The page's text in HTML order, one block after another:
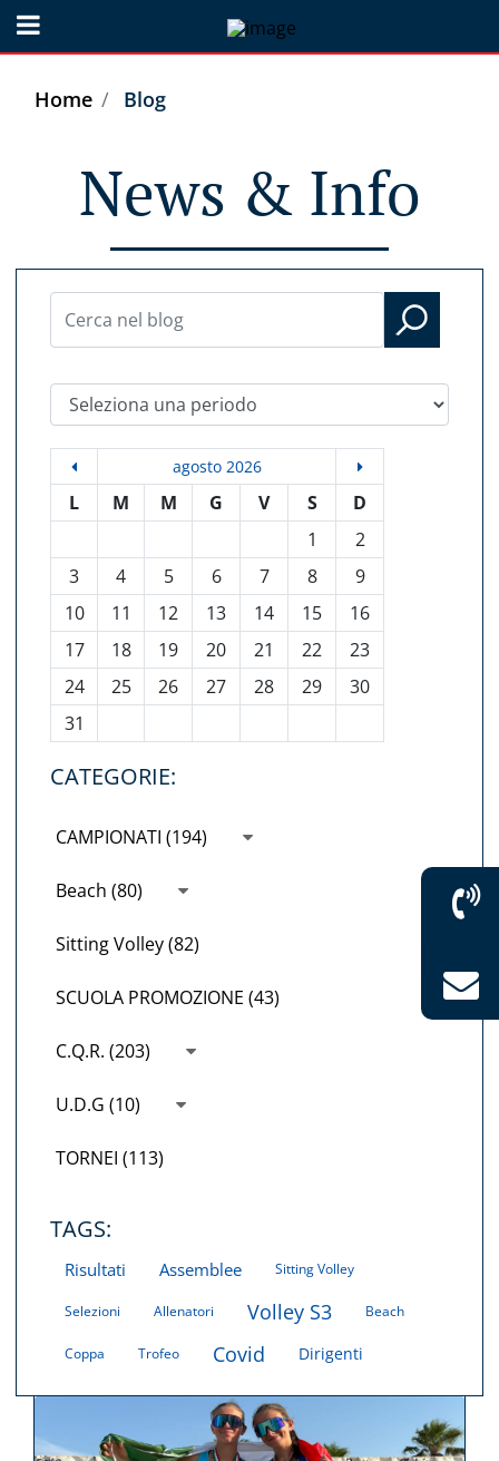
Open menu
Home Blog
News & Info
Seleziona una periodo
agosto 2026
L M M G V S
D
1
2
3
4 5 6 7 8
9
10
11 12 13 14 15
16
17
18 19 20 21 22
23
24
25 26 27 28 29
30
31
CATEGORIE:
CAMPIONATI (194)
Beach (80)
Sitting Volley (82)
SCUOLA PROMOZIONE (43)
C.Q.R. (203)
U.D.G (10)
TORNEI (113)
TAGS:
Risultati Assemblee Sitting Volley
Selezioni Allenatori Volley S3 Beach
Coppa Trofeo Covid Dirigenti